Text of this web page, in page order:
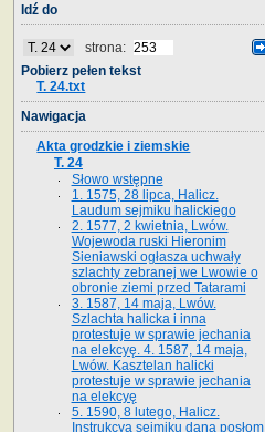
Idź do
strona:
Pobierz pełen tekst
T. 24.txt
Nawigacja
Akta grodzkie i ziemskie
T. 24
Słowo wstępne
1. 1575, 28 lipca, Halicz.
Laudum sejmiku halickiego
2. 1577, 2 kwietnia, Lwów.
Wojewoda ruski Hieronim
Sieniawski ogłasza uchwały
szlachty zebranej we Lwowie o
obronie ziemi przed Tatarami
3. 1587, 14 maja, Lwów.
Szlachta halicka i inna
protestuje w sprawie jechania
na elekcyę. 4. 1587, 14 maja,
Lwów. Kasztelan halicki
protestuje w sprawie jechania
na elekcyę
5. 1590, 8 lutego, Halicz.
Instrukcya sejmiku dana posłom